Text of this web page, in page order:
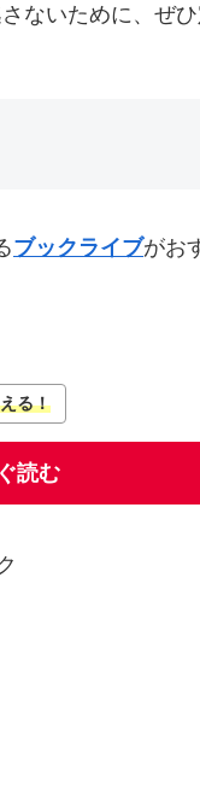
ないために、ぜ
ブックライブがお
る！
読む